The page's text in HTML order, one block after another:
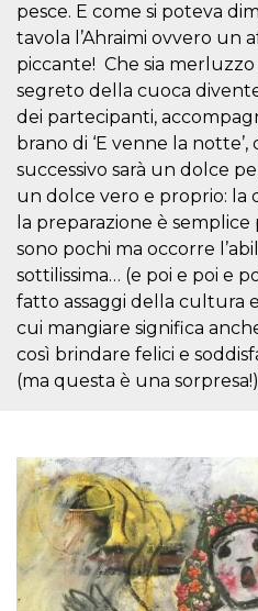
pesce. E come si poteva
tavola l’Ahraimi ovvero un
piccante! Che sia merluzzo
segreto della cuoca
dei partecipanti,
brano di ‘E venne la notte’,
successivo sarà un dolce
un dolce vero e proprio: la
la preparazione è
sono pochi ma occorre
sottilissima… (e poi e poi e
fatto assaggi della cultura
cui mangiare significa
così brindare felici e
(ma questa è una sorpresa!)